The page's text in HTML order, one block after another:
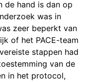
de hand is dan op
was in
zeer beperkt van
of het PACE-team
stappen had
van de
in het protocol,